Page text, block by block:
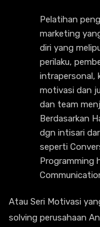
Pelatihan
marketing
diri yang
perilaku,
intrapersonal,
motivasi dan
dan team
Berdasarkan
dgn intisari
seperti
Programming
Atau Seri Motivasi
solving perusahaan